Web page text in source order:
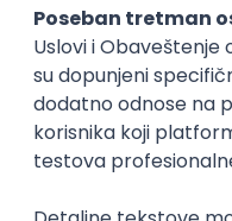
Пријемни испит био је
Upis
Ključne statistike